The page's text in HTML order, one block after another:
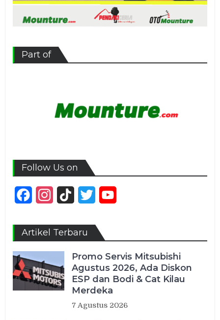
Part of
Follow Us on
FacebookInstagram
TikTok Twitter
Artikel Terbaru
Promo Servis Mitsubishi
Agustus 2026, Ada Diskon
ESP dan Bodi & Cat Kilau
Merdeka
7 Agustus 2026